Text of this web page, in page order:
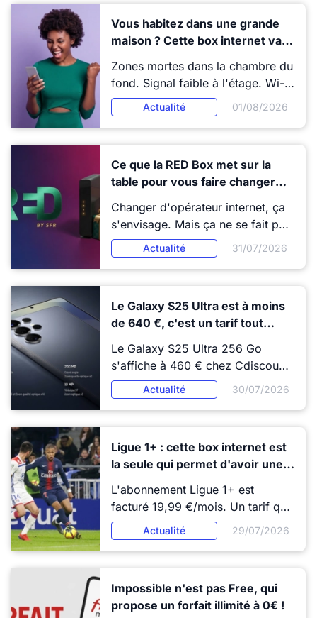
coût, et découvrez les autres
atouts exclusifs de cet operateur
pas comme les autres...
Vous habitez dans une grande
maison ? Cette box internet va
Wi-Fi
Zones mortes dans la chambre du
fond. Signal faible à l'étage. Wi-Fi
qui décroche en bas du jardin.
Ces problèmes sont courants
dans les grandes maisons, et ils
fibre. La Livebox Max d'Orange a
été pensée pour y répondre, avec
le Wi-Fi 7, jusqu'à trois répéteurs
et un ensemble d'engagements
qui vont au-delà de la simple
connexion.
Actualité 01/08/2026
Ce que la RED Box met sur la
table pour vous faire changer
Changer d'opérateur internet, ça
s'envisage. Mais ça ne se fait pas
à la légère. Entre les frais de
résiliation, les frais d'entrée et le
risque de tomber sur une offre
hésitations sont légitimes. RED by
SFR a construit ses offres pour
répondre précisément à ces
freins. Voici trois raisons
concrètes pour lesquelles le
passage à la RED Box mérite
d'être sérieusement envisagé.
Actualité 31/07/2026
Le Galaxy S25 Ultra est à moins
de 640 €, c'est un tarif tout
Le Galaxy S25 Ultra 256 Go
s'affiche à 460 € chez Cdiscount
ce mardi 21 juillet 2026. Un tarif
inédit pour un smartphone lancé à
1469 € dix-huit mois plus tôt, et
désormais sous le reconditionné
du même modèle.
Actualité 30/07/2026
Ligue 1+ : cette box internet est
la seule qui permet d'avoir une
l'abonnement
L'abonnement Ligue 1+ est
facturé 19,99 €/mois. Un tarif qui
a augmenté ces derniers mois.
Bonne nouvelle pour les abonnés
Livebox Max d'Orange : la box
5 €/mois sur Ligue 1+. Ce qui
ramène l'abonnement à 14,99
Actualité 29/07/2026
Impossible n'est pas Free, qui
propose un forfait illimité à 0€ !